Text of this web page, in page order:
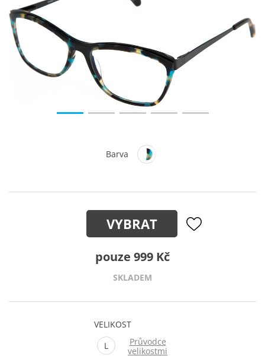
Barva
VYBRAT
pouze 999 Kč
SKLADEM
VELIKOST
L
Průvodce
velikostmi